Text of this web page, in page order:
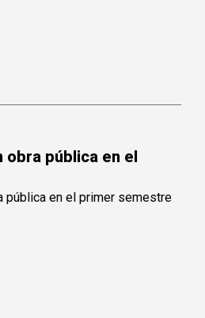
obra pública en el